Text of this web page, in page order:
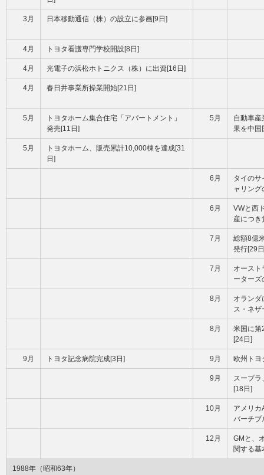
3月 日本移動通信（株）の設立に参画[9日]
4月 トヨタ看護専門学校開設[8日]
4月 光電子の浜松ホトニクス（株）に出資[16日]
4月 春日井事業所操業開始[21日]
5月
トヨタホーム集合住宅「アパートメント」
発売[11日]
5月
自動車産
果を中国
5月
トヨタホーム、販売累計10,000棟を達成[31
日]
6月
タイのサ
ャリン
6月
VWと西
産につき
7月
総額8億
発行[29
7月
オースト
ーターズ
8月
オランダ
ス・ネザ
8月
米国に第
[24日]
9月 トヨタ記念病院完成[3日] 9月 欧州トヨ
9月
スープラ
[18日]
10月
アメリカ
バーチブ
12月
GMと、
関する基
1988年（昭和63年）